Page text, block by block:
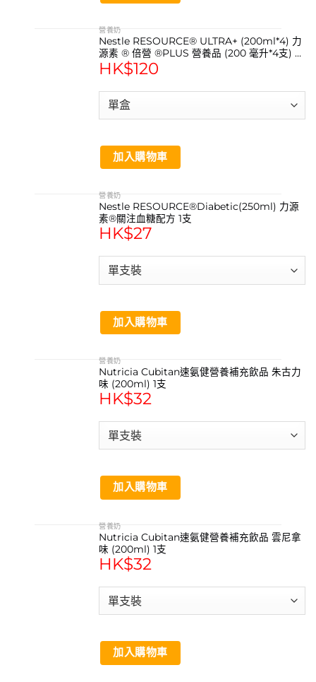
營養奶
Nestle RESOURCE® ULTRA+ (200ml*4) 力
源素 ® 倍營 ®PLUS 營養品 (200 毫升*4支) 榛
子味
HK$120
加入購物車
營養奶
Nestle RESOURCE®Diabetic(250ml) 力源
素®關注血糖配方 1支
HK$27
加入購物車
營養奶
Nutricia Cubitan速氨健營養補充飲品 朱古力
味 (200ml) 1支
HK$32
加入購物車
營養奶
Nutricia Cubitan速氨健營養補充飲品 雲尼拿
味 (200ml) 1支
HK$32
加入購物車